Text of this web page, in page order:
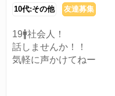
10代:その他 友達募集
19🚹社会人！
話しませんか！！
気軽に声かけてねー